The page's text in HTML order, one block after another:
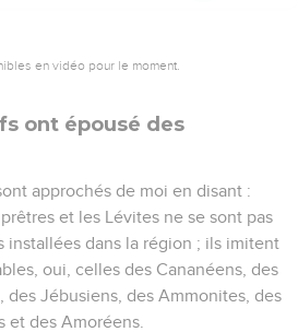
en vidéo pour le moment.
ont épousé des
approchés de moi en disant :
et les Lévites ne se sont pas
installées dans la région ; ils imitent
oui, celles des Cananéens, des
des Jébusiens, des Ammonites, des
et des Amoréens.